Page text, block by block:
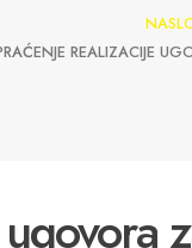
REALIZACIJE